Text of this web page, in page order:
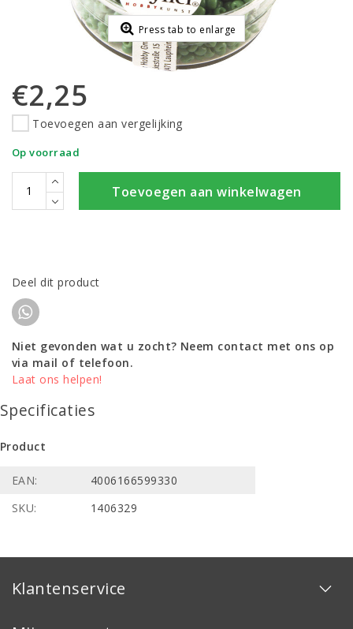
Press tab to enlarge
€2,25
Toevoegen aan vergelijking
Op voorraad
Toevoegen aan winkelwagen
Deel dit product
Niet gevonden wat u zocht? Neem contact met ons op
via mail of telefoon.
Laat ons helpen!
Specificaties
Product
EAN:
4006166599330
SKU:
1406329
Klantenservice